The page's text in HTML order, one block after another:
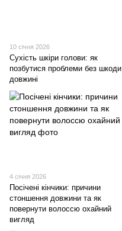
10 січня 2026
Сухість шкіри голови: як
позбутися проблеми без шкоди
довжині
4 січня 2026
Посічені кінчики: причини
стоншення довжини та як
повернути волоссю охайний
вигляд